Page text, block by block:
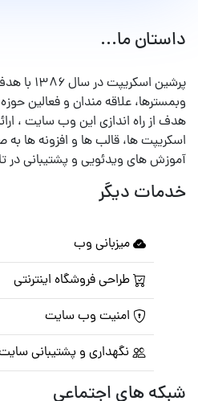
داستان ما...
پرشین
وبمسترها، علاقه مندان و فعالین
هدف از راه اندازی این وب سایت ،
اسکریپت ها، قالب ها و افزونه ها به
آموزش های ویدئویی و پشتیبانی در
خدمات دیگر
میزبانی وب
طراحی فروشگاه اینترنتی
امنیت وب سایت
نگهداری و پشتیبانی
شبکه های اجتماعی